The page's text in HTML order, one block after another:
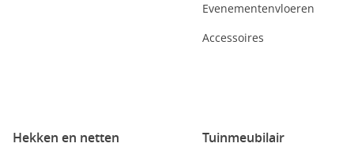
Evenementenvloeren
Accessoires
Hekken en netten Tuinmeubilair